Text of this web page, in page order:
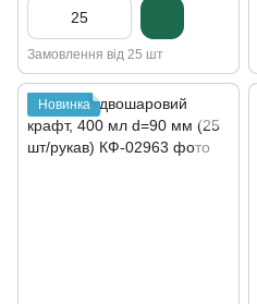
Замовлення від 25 шт
Новинка